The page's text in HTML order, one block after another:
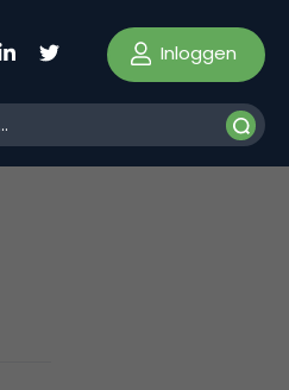
Inloggen